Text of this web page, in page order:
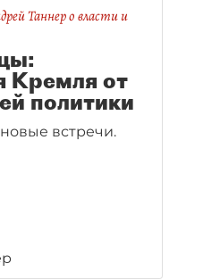
Таннер о власти и
Кремля от
политики
встречи.